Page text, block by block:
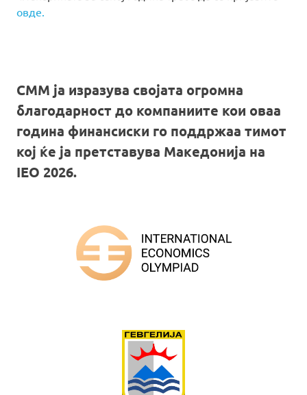
овде.
СММ ја изразува својата огромна
благодарност до компаниите кои оваа
година финансиски го поддржаа тимот
кој ќе ја претставува Македонија на
IEO 2026.